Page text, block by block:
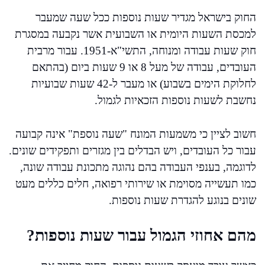
החוק בישראל מגדיר שעות נוספות ככל שעה שמעבר
למכסת השעות היומית או השבועית אשר נקבעה במסגרת
חוק שעות עבודה ומנוחה, התשי"א-1951. עבור מרבית
העובדים, עבודה של מעל 8 או 9 שעות ביום (בהתאם
לחלוקת הימים בשבוע) או מעבר ל-42 שעות שבועיות
נחשבת לשעות נוספות הזכאיות לגמול.
חשוב לציין כי משמעות המונח "שעה נוספת" אינה קבועה
עבור כל העובדים, ויש הבדלים בין מגזרים ותפקידים שונים.
לדוגמה, בענפי העבודה בהם נהוגה מתכונת עבודה שונה,
כמו תעשייה מסוימת או שירותי רפואה, חלים כללים מעט
שונים בנוגע להגדרת שעות נוספות.
מהם אחוזי הגמול עבור שעות נוספות?